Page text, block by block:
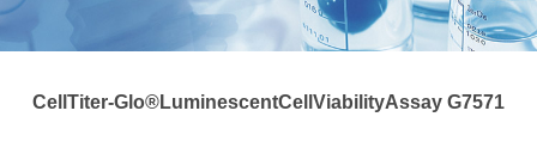
CellTiter-Glo®LuminescentCellViabilityAssay G7571